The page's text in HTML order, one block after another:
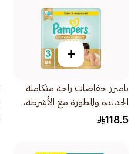
+
بامبرز حفاضات راحة متكاملة
الجديدة والمطورة مع الأشرطة،
مقاس 3، 6-10 84قطعة
118.5